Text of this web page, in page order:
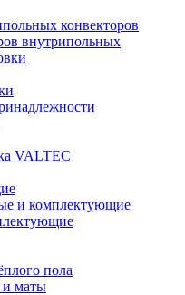
конвекторов
внутрипольных
VALTEC
и комплектующие
пола
и маты